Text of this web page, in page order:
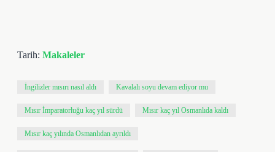
Tarih: Makaleler
İngilizler mısırı nasıl aldı Kavalalı soyu devam ediyor mu
Mısır İmparatorluğu kaç yıl sürdü Mısır kaç yıl Osmanlıda kaldı
Mısır kaç yılında Osmanlıdan ayrıldı